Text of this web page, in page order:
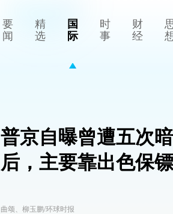
要
闻
精
选
国
际
时
事
财
经
普京自曝曾遭五次
后，主要靠出色保镖
曲颂、柳玉鹏/环球时报